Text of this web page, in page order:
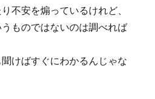
不安を煽っているけれど、
ものではないのは調べれば
けばすぐにわかるんじゃな